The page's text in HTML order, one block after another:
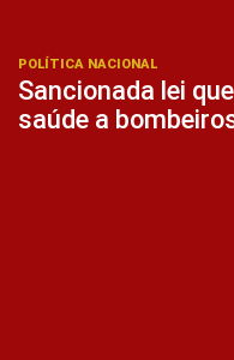
POLÍTICA NACIONAL
Sancionada lei
saúde a